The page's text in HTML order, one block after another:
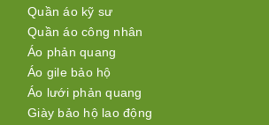
Quần áo kỹ sư
Quần áo công nhân
Áo phản quang
Áo gile bảo hộ
Áo lưới phản quang
Giày bảo hộ lao động